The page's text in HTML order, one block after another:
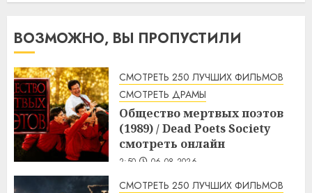
ВОЗМОЖНО, ВЫ ПРОПУСТИЛИ
СМОТРЕТЬ 250 ЛУЧШИХ ФИЛЬМОВ
СМОТРЕТЬ ДРАМЫ
Общество мертвых поэтов
(1989) / Dead Poets Society
смотреть онлайн
2:50 06.08.2026
СМОТРЕТЬ 250 ЛУЧШИХ ФИЛЬМОВ